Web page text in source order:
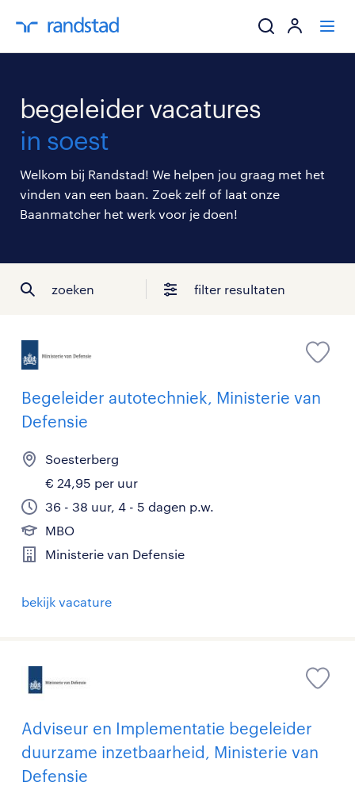
mijn carrière
over randstad
begeleider vacatures
in soest
Welkom bij Randstad! We helpen jou graag met het
vinden van een baan. Zoek zelf of laat onze
Baanmatcher het werk voor je doen!
zoeken filter resultaten
Begeleider autotechniek, Ministerie van
Defensie
Soesterberg
€ 24,95 per uur
36 - 38 uur, 4 - 5 dagen p.w.
MBO
Ministerie van Defensie
bekijk vacature
Adviseur en Implementatie begeleider
duurzame inzetbaarheid, Ministerie van
Defensie